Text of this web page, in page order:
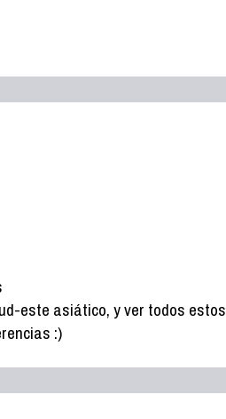
este asiático, y ver todos estos
:)